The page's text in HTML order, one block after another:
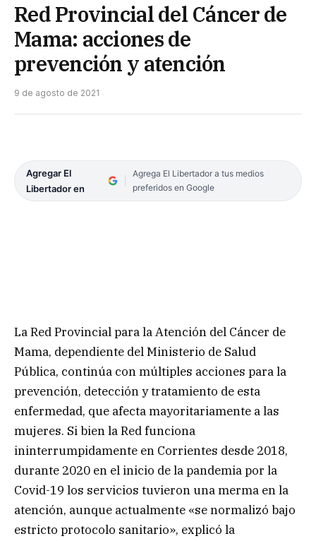
Red Provincial del Cáncer de
Mama: acciones de
prevención y atención
9 de agosto de 2021
Agregar El
Libertador en
Agrega El Libertador a tus medios
preferidos en Google
La Red Provincial para la Atención del Cáncer de
Mama, dependiente del Ministerio de Salud
Pública, continúa con múltiples acciones para la
prevención, detección y tratamiento de esta
enfermedad, que afecta mayoritariamente a las
mujeres. Si bien la Red funciona
ininterrumpidamente en Corrientes desde 2018,
durante 2020 en el inicio de la pandemia por la
Covid-19 los servicios tuvieron una merma en la
atención, aunque actualmente «se normalizó bajo
estricto protocolo sanitario», explicó la